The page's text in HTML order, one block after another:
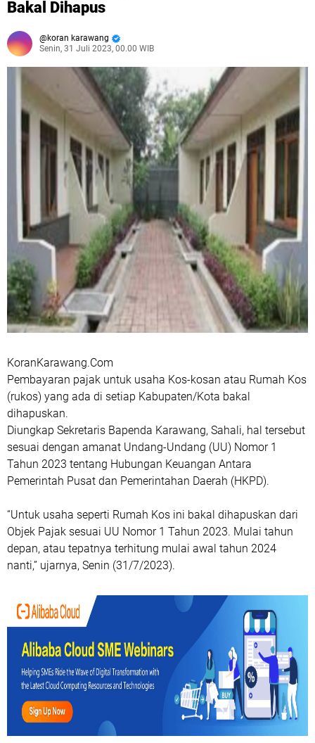
Bakal Dihapus
koran karawang
Senin, 31 Juli 2023, 00.00 WIB
KoranKarawang.Com
Pembayaran pajak untuk usaha Kos-kosan atau Rumah Kos
(rukos) yang ada di setiap Kabupaten/Kota bakal
dihapuskan.
Diungkap Sekretaris Bapenda Karawang, Sahali, hal tersebut
sesuai dengan amanat Undang-Undang (UU) Nomor 1
Tahun 2023 tentang Hubungan Keuangan Antara
Pemerintah Pusat dan Pemerintahan Daerah (HKPD).
“Untuk usaha seperti Rumah Kos ini bakal dihapuskan dari
Objek Pajak sesuai UU Nomor 1 Tahun 2023. Mulai tahun
depan, atau tepatnya terhitung mulai awal tahun 2024
nanti,” ujarnya, Senin (31/7/2023).